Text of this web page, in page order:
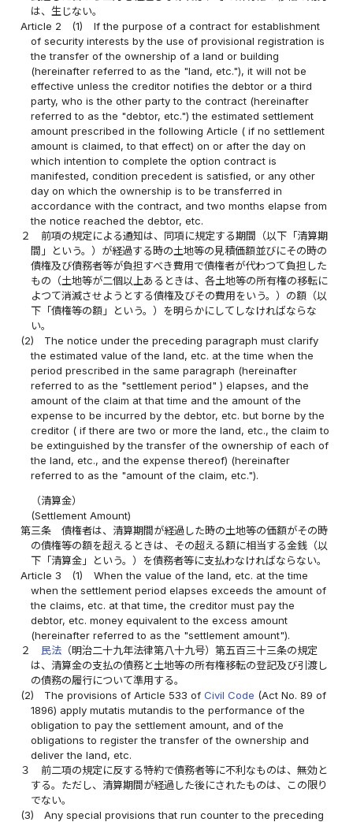
は、生じない。
Article 2
(1)
If the purpose of a contract for establishment
of security interests by the use of provisional registration is
the transfer of the ownership of a land or building
(hereinafter referred to as the "land, etc."), it will not be
effective unless the creditor notifies the debtor or a third
party, who is the other party to the contract (hereinafter
referred to as the "debtor, etc.") the estimated settlement
amount prescribed in the following Article ( if no settlement
amount is claimed, to that effect) on or after the day on
which intention to complete the option contract is
manifested, condition precedent is satisfied, or any other
day on which the ownership is to be transferred in
accordance with the contract, and two months elapse from
the notice reached the debtor, etc.
２
前項の規定による通知は、同項に規定する期間（以下「清算期
間」という。）が経過する時の土地等の見積価額並びにその時の
債権及び債務者等が負担すべき費用で債権者が代わつて負担した
もの（土地等が二個以上あるときは、各土地等の所有権の移転に
よつて消滅させようとする債権及びその費用をいう。）の額（以
下「債権等の額」という。）を明らかにしてしなければならな
い。
(2)
The notice under the preceding paragraph must clarify
the estimated value of the land, etc. at the time when the
period prescribed in the same paragraph (hereinafter
referred to as the "settlement period" ) elapses, and the
amount of the claim at that time and the amount of the
expense to be incurred by the debtor, etc. but borne by the
creditor ( if there are two or more the land, etc., the claim to
be extinguished by the transfer of the ownership of each of
the land, etc., and the expense thereof) (hereinafter
referred to as the "amount of the claim, etc.").
（清算金）
(Settlement Amount)
第三条
債権者は、清算期間が経過した時の土地等の価額がその時
の債権等の額を超えるときは、その超える額に相当する金銭（以
下「清算金」という。）を債務者等に支払わなければならない。
Article 3
(1)
When the value of the land, etc. at the time
when the settlement period elapses exceeds the amount of
the claims, etc. at that time, the creditor must pay the
debtor, etc. money equivalent to the excess amount
(hereinafter referred to as the "settlement amount").
２
民法 （明治二十九年法律第八十九号）第五百三十三条の規定
は、清算金の支払の債務と土地等の所有権移転の登記及び引渡し
の債務の履行について準用する。
(2)
The provisions of Article 533 ofCivil Code (Act No. 89 of
1896) apply mutatis mutandis to the performance of the
obligation to pay the settlement amount, and of the
obligations to register the transfer of the ownership and
deliver the land, etc.
３
前二項の規定に反する特約で債務者等に不利なものは、無効と
する。ただし、清算期間が経過した後にされたものは、この限り
でない。
(3)
Any special provisions that run counter to the preceding